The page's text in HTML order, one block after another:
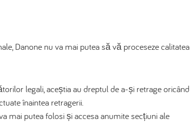
Danone nu va mai putea să vă proceseze calitatea
legali, aceștia au dreptul de a-și retrage oricând
înaintea retragerii.
mai putea folosi și accesa anumite secțiuni ale